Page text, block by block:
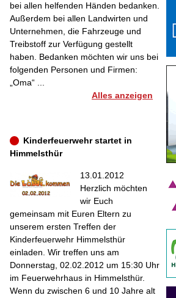
bei allen helfenden Händen bedanken.
Außerdem bei allen Landwirten und
Unternehmen, die Fahrzeuge und
Treibstoff zur Verfügung gestellt
haben. Bedanken möchten wir uns bei
folgenden Personen und Firmen:
„Oma“ ...
Alles anzeigen
Kinderfeuerwehr startet in
Himmelsthür
13.01.2012
Herzlich möchten
wir Euch
gemeinsam mit Euren Eltern zu
unserem ersten Treffen der
Kinderfeuerwehr Himmelsthür
einladen. Wir treffen uns am
Donnerstag, 02.02.2012 um 15:30 Uhr
im Feuerwehrhaus in Himmelsthür.
Wenn du zwischen 6 und 10 Jahre alt